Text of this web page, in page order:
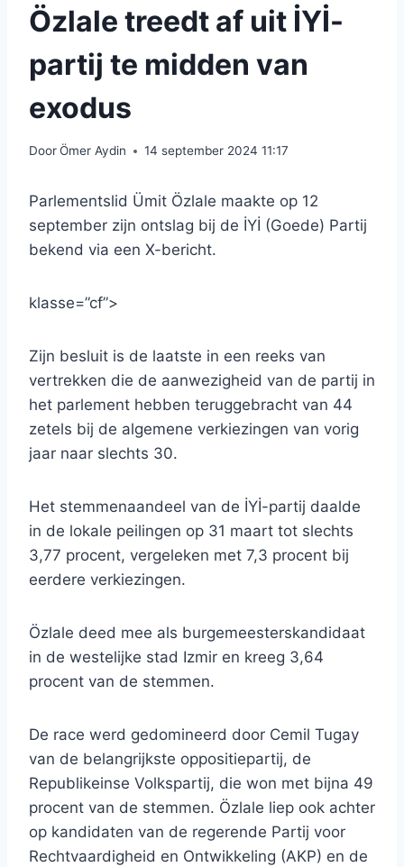
Özlale treedt af uit İYİ-
partij te midden van
exodus
DoorÖmer Aydin 14 september 2024 11:17
Parlementslid Ümit Özlale maakte op 12
september zijn ontslag bij de İYİ (Goede) Partij
bekend via een X-bericht.
klasse=”cf”>
Zijn besluit is de laatste in een reeks van
vertrekken die de aanwezigheid van de partij in
het parlement hebben teruggebracht van 44
zetels bij de algemene verkiezingen van vorig
jaar naar slechts 30.
Het stemmenaandeel van de İYİ-partij daalde
in de lokale peilingen op 31 maart tot slechts
3,77 procent, vergeleken met 7,3 procent bij
eerdere verkiezingen.
Özlale deed mee als burgemeesterskandidaat
in de westelijke stad Izmir en kreeg 3,64
procent van de stemmen.
De race werd gedomineerd door Cemil Tugay
van de belangrijkste oppositiepartij, de
Republikeinse Volkspartij, die won met bijna 49
procent van de stemmen. Özlale liep ook achter
op kandidaten van de regerende Partij voor
Rechtvaardigheid en Ontwikkeling (AKP) en de